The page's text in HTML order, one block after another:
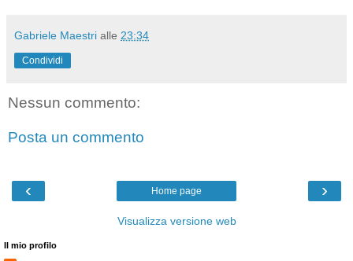
Gabriele Maestri alle 23:34
Condividi
Nessun commento:
Posta un commento
‹ ›
Home page
Visualizza versione web
Il mio profilo